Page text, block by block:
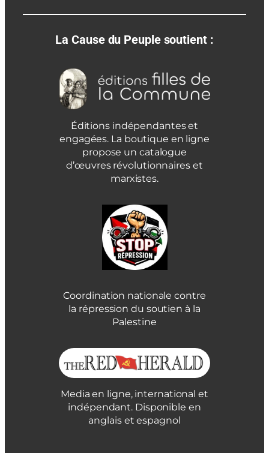
La Cause du Peuple soutient :
Éditions indépendantes et
engagées. La boutique en ligne
propose un catalogue
d’œuvres révolutionnaires et
marxistes.
Coordination nationale contre
la répression du soutien à la
Palestine
Media en ligne, international et
indépendant. Disponible en
anglais et espagnol